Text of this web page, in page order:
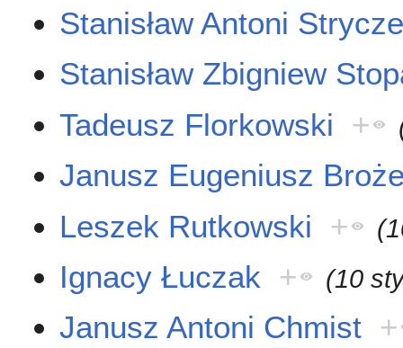
Stanisław Antoni
Stanisław Zbigniew
Tadeusz Florkowski
+
Janusz Eugeniusz
Leszek Rutkowski
+
Ignacy Łuczak + (10
Janusz Antoni Chmist +